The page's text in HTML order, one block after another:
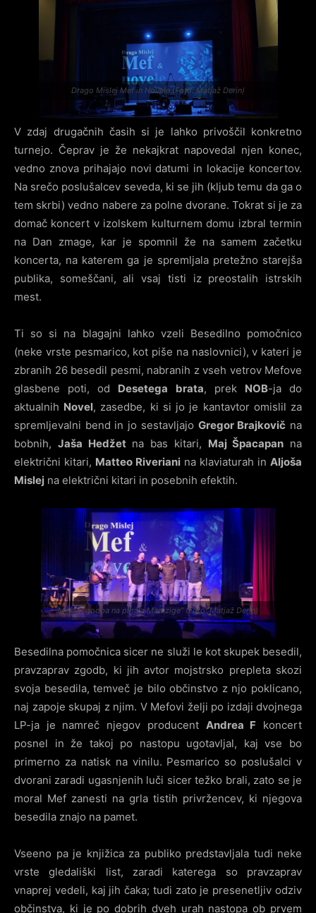
Drago Mislej Mef in Novele (Foto: Matjaž Derin)
V zdaj drugačnih časih si je lahko privoščil konkretno
turnejo. Čeprav je že nekajkrat napovedal njen konec,
vedno znova prihajajo novi datumi in lokacije koncertov.
Na srečo poslušalcev seveda, ki se jih (kljub temu da ga o
tem skrbi) vedno nabere za polne dvorane. Tokrat si je za
domač koncert v izolskem kulturnem domu izbral termin
na Dan zmage, kar je spomnil že na samem začetku
koncerta, na katerem ga je spremljala pretežno starejša
publika, someščani, ali vsaj tisti iz preostalih istrskih
mest.
Ti so si na blagajni lahko vzeli Besedilno pomočnico
(neke vrste pesmarico, kot piše na naslovnici), v kateri je
zbranih 26 besedil pesmi, nabranih z vseh vetrov Mefove
glasbene poti, od Desetega brata, prek NOB-ja do
aktualnih Novel, zasedbe, ki si jo je kantavtor omislil za
spremljevalni bend in jo sestavljajo Gregor Brajkovič na
bobnih, Jaša Hedžetna bas kitari, Maj Špacapan na
električni kitari, Matteo Riveriani na klaviaturah in Aljoša
Mislej na električni kitari in posebnih efektih.
Mef in “godba na pihala Marezige” (Foto: Matjaž Derin)
Besedilna pomočnica sicer ne služi le kot skupek besedil,
pravzaprav zgodb, ki jih avtor mojstrsko prepleta skozi
svoja besedila, temveč je bilo občinstvo z njo poklicano,
naj zapoje skupaj z njim. V Mefovi želji po izdaji dvojnega
LP-ja je namreč njegov producent Andrea F koncert
posnel in že takoj po nastopu ugotavljal, kaj vse bo
primerno za natisk na vinilu. Pesmarico so poslušalci v
dvorani zaradi ugasnjenih luči sicer težko brali, zato se je
moral Mef zanesti na grla tistih privržencev, ki njegova
besedila znajo na pamet.
Vseeno pa je knjižica za publiko predstavljala tudi neke
vrste gledališki list, zaradi katerega so pravzaprav
vnaprej vedeli, kaj jih čaka; tudi zato je presenetljiv odziv
občinstva, ki je po dobrih dveh urah nastopa ob prvem